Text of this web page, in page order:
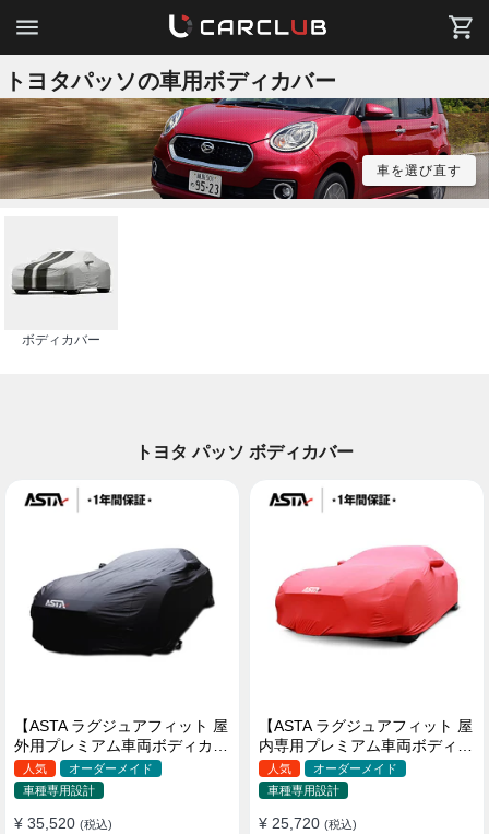
トヨタパッソの車用ボディカバー
車を選び直す
ボディカバー
トヨタ パッソ ボディカバー
【ASTA ラグジュアフィット 屋
外用プレミアム車両ボディカバ
ー】PUレザー製 オーダーメイ
ド 高級感 裏起毛車カバー 強風
対策
人気
オーダーメイド
車種専用設計
¥ 35,520 (税込)
【ASTA ラグジュアフィット 屋
内専用プレミアム車両ボディカ
バー】オーダーメイド 最高級
生地 柔かい 裏起毛車カバー
人気
オーダーメイド
車種専用設計
¥ 25,720 (税込)